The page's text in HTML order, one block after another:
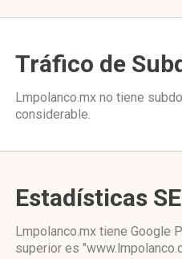
Tráfico de
Lmpolanco.mx no tiene
considerable.
Estadísticas
Lmpolanco.mx tiene Google
superior es